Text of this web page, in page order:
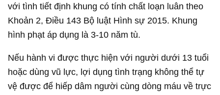
với tình tiết định khung có tính chất loạn luân theo
Khoản 2, Điều 143 Bộ luật Hình sự 2015. Khung
hình phạt áp dụng là 3-10 năm tù.
Nếu hành vi được thực hiện với người dưới 13 tuổi
hoặc dùng vũ lực, lợi dụng tình trạng không thể tự
vệ được để hiếp dâm người cùng dòng máu về trực